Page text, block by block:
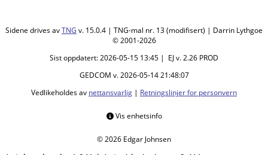
Sidene drives avTNG v. 15.0.4 | TNG-mal nr. 13 (modifisert) | Darrin Lythgoe
© 2001-2026
Sist oppdatert: 2026-05-15 13:45 | EJ v. 2.26 PROD
GEDCOM v. 2026-05-14 21:48:07
Vedlikeholdes av nettansvarlig | Retningslinjer for personvern
Vis enhetsinfo
© 2026 Edgar Johnsen